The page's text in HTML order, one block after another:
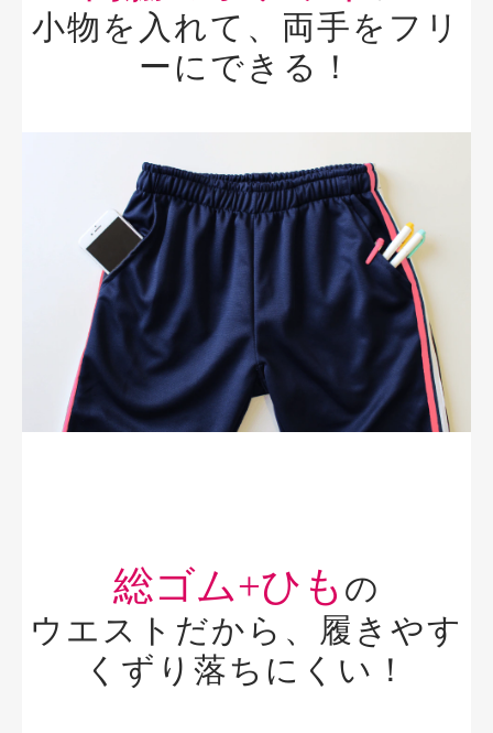
小物を入れて、両手をフリ
ーにできる！
総ゴム+ひも の
ウエストだから、 履きやす
くずり落ちにくい！